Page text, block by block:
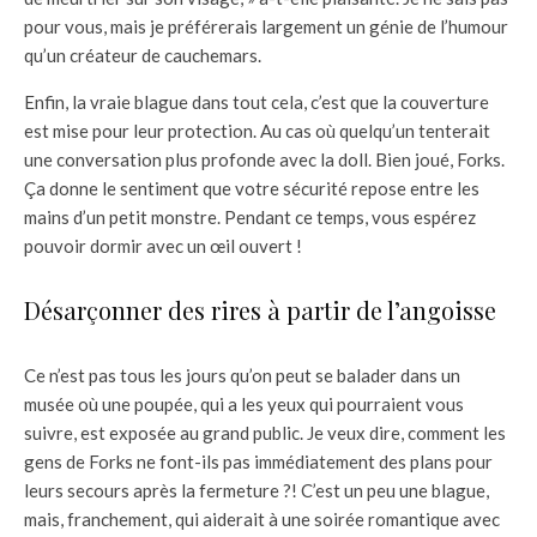
pour vous, mais je préférerais largement un génie de l’humour
qu’un créateur de cauchemars.
Enfin, la vraie blague dans tout cela, c’est que la couverture
est mise pour leur protection. Au cas où quelqu’un tenterait
une conversation plus profonde avec la doll. Bien joué, Forks.
Ça donne le sentiment que votre sécurité repose entre les
mains d’un petit monstre. Pendant ce temps, vous espérez
pouvoir dormir avec un œil ouvert !
Désarçonner des rires à partir de l’angoisse
Ce n’est pas tous les jours qu’on peut se balader dans un
musée où une poupée, qui a les yeux qui pourraient vous
suivre, est exposée au grand public. Je veux dire, comment les
gens de Forks ne font-ils pas immédiatement des plans pour
leurs secours après la fermeture ?! C’est un peu une blague,
mais, franchement, qui aiderait à une soirée romantique avec